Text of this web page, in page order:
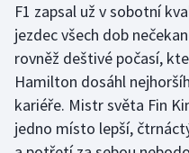
Lyže a snowboard
Moderní pětiboj
Motorsport
Olympijské hry
F1 zapsal už v sobotní
jezdec všech dob
rovněž deštivé počasí,
Hamilton dosáhl
kariéře. Mistr světa Fin
jedno místo lepší,